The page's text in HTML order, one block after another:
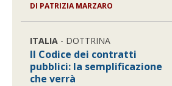
DI PATRIZIA MARZARO
ITALIA - DOTTRINA
Il Codice dei contratti
pubblici: la semplificazione
che verrà